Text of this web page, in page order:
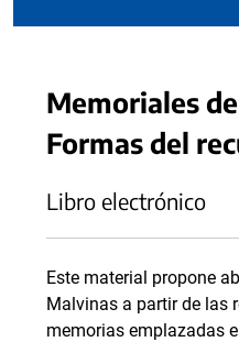
Memoriales
Formas del
Libro electrónico
Este material propone
Malvinas a partir de las
memorias emplazadas